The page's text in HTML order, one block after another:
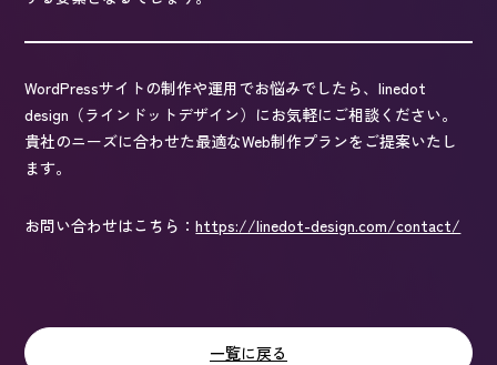
WordPressサイトの制作や運用でお悩みでしたら、linedot
design（ラインドットデザイン）にお気軽にご相談ください。
貴社のニーズに合わせた最適なWeb制作プランをご提案いたし
ます。
お問い合わせはこちら：https://linedot-design.com/contact/
一覧に戻る